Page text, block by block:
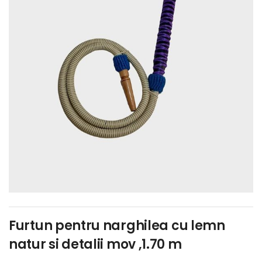
Furtun pentru narghilea cu lemn
natur si detalii mov ,1.70 m